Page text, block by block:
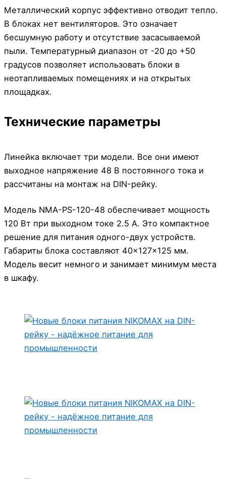
Металлический корпус эффективно отводит тепло.
В блоках нет вентиляторов. Это означает
бесшумную работу и отсутствие засасываемой
пыли. Температурный диапазон от -20 до +50
градусов позволяет использовать блоки в
неотапливаемых помещениях и на открытых
площадках.
Технические параметры
Линейка включает три модели. Все они имеют
выходное напряжение 48 В постоянного тока и
рассчитаны на монтаж на DIN-рейку.
Модель NMA-PS-120-48 обеспечивает мощность
120 Вт при выходном токе 2.5 А. Это компактное
решение для питания одного-двух устройств.
Габариты блока составляют 40×127×125 мм.
Модель весит немного и занимает минимум места
в шкафу.